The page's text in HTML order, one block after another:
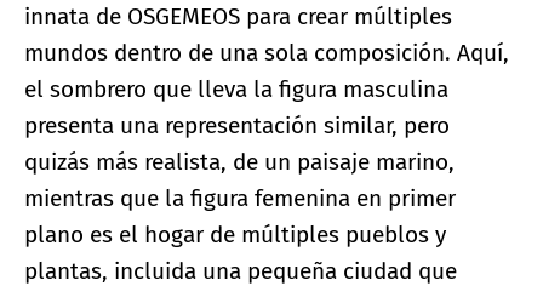
innata de OSGEMEOS para crear múltiples
mundos dentro de una sola composición. Aquí,
el sombrero que lleva la figura masculina
presenta una representación similar, pero
quizás más realista, de un paisaje marino,
mientras que la figura femenina en primer
plano es el hogar de múltiples pueblos y
plantas, incluida una pequeña ciudad que